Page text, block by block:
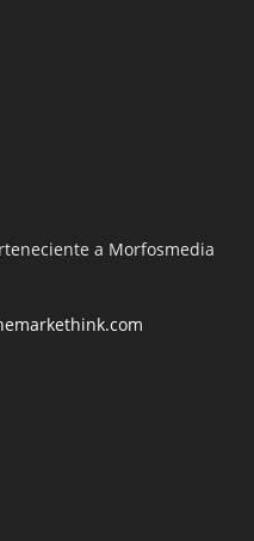
a Morfosmedia